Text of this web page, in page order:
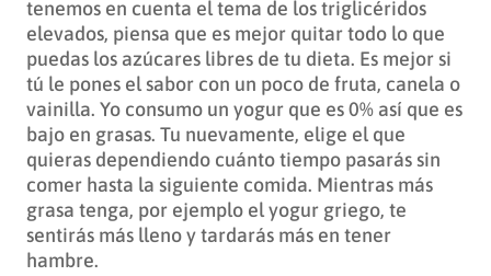
tenemos en cuenta el tema de los triglicéridos
elevados, piensa que es mejor quitar todo lo que
puedas los azúcares libres de tu dieta. Es mejor si
tú le pones el sabor con un poco de fruta, canela o
vainilla. Yo consumo un yogur que es 0% así que es
bajo en grasas. Tu nuevamente, elige el que
quieras dependiendo cuánto tiempo pasarás sin
comer hasta la siguiente comida. Mientras más
grasa tenga, por ejemplo el yogur griego, te
sentirás más lleno y tardarás más en tener
hambre.